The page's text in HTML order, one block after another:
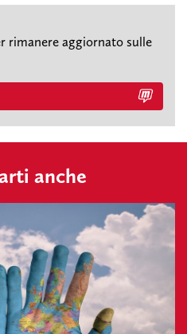
rimanere aggiornato sulle
anche